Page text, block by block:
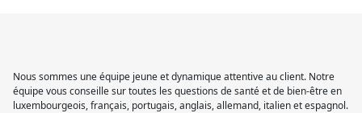
Nous sommes une équipe jeune et dynamique attentive au client. Notre
équipe vous conseille sur toutes les questions de santé et de bien-être en
luxembourgeois, français, portugais, anglais, allemand, italien et espagnol.